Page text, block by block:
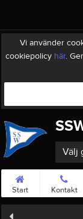
Vi använder
cookiepolicy här.
Välj
Start Kontakt